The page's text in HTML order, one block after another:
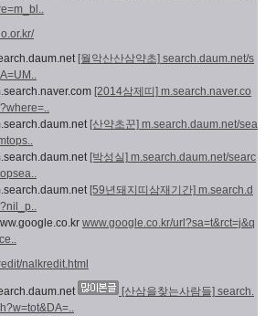
[월악산산삼약초] search.daum.net/s
[2014삼제띠] m.search.naver.co
[산약초꾼] m.search.daum.net/sea
[박성실] m.search.daum.net/searc
[59년돼지띠삼재기간] m.search.d
www.google.co.kr/url?sa=t&rct=j&q
nalkredit.html
[산삼을찾는사람들] search.